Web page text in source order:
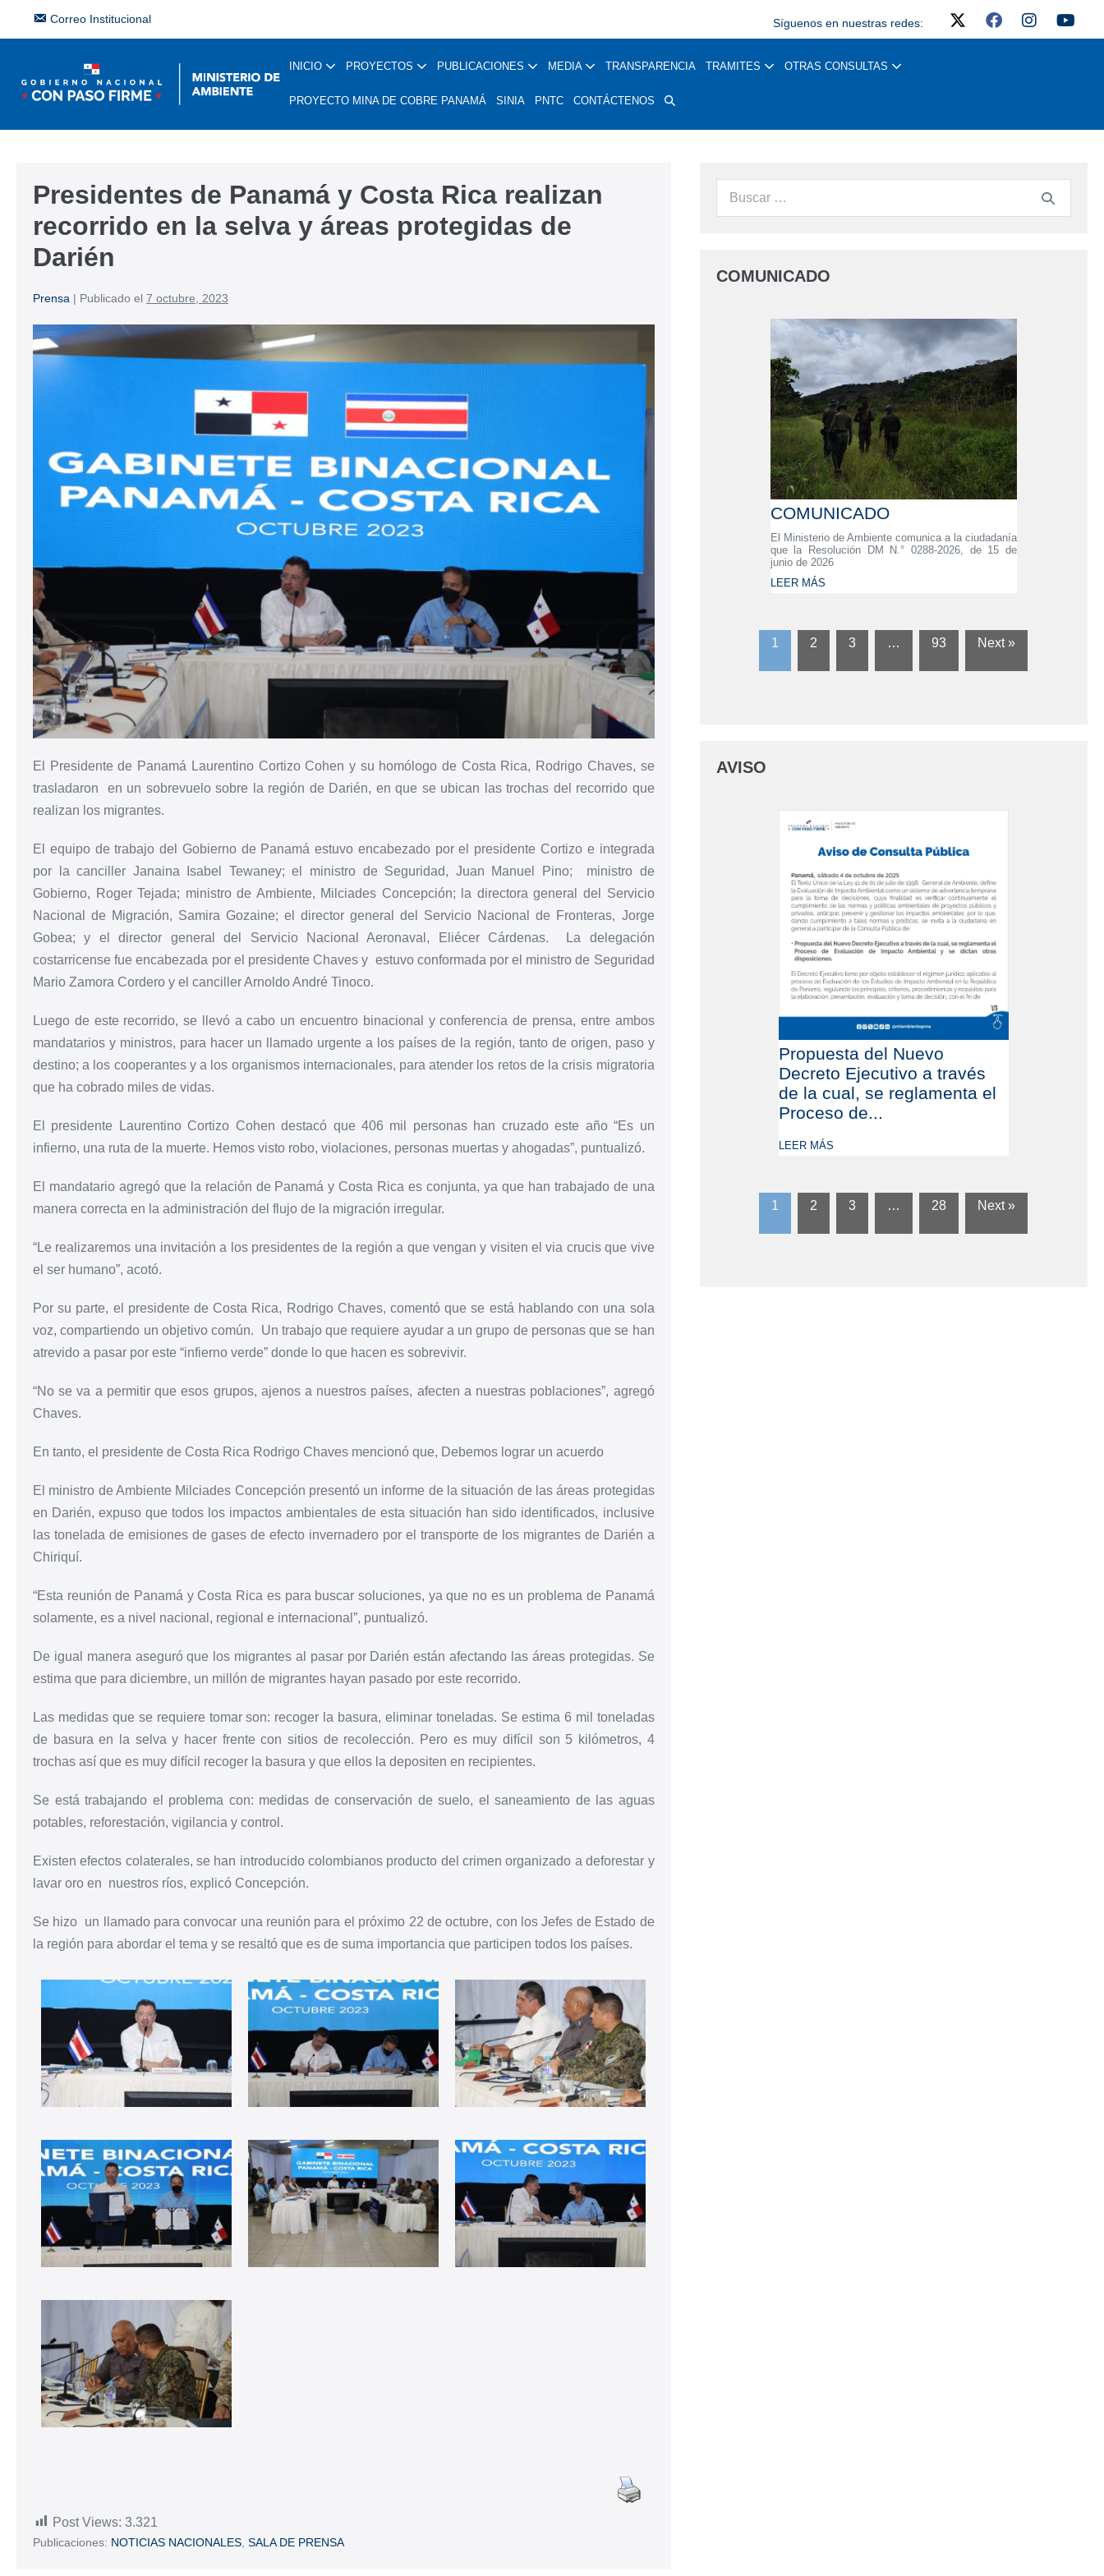
Correo Institucional Síguenos en nuestras redes:
INICIO PROYECTOS PUBLICACIONES MEDIA TRANSPARENCIA TRAMITES OTRAS CONSULTAS
PROYECTO MINA DE COBRE PANAMÁ SINIA PNTC CONTÁCTENOS
Presidentes de Panamá y Costa Rica realizan
recorrido en la selva y áreas protegidas de
Darién
Prensa | Publicado el 7 octubre, 2023
El Presidente de Panamá Laurentino Cortizo Cohen y su homólogo de Costa Rica, Rodrigo Chaves, se
trasladaron en un sobrevuelo sobre la región de Darién, en que se ubican las trochas del recorrido que
realizan los migrantes.
El equipo de trabajo del Gobierno de Panamá estuvo encabezado por el presidente Cortizo e integrada
por la canciller Janaina Isabel Tewaney; el ministro de Seguridad, Juan Manuel Pino; ministro de
Gobierno, Roger Tejada; ministro de Ambiente, Milciades Concepción; la directora general del Servicio
Nacional de Migración, Samira Gozaine; el director general del Servicio Nacional de Fronteras, Jorge
Gobea; y el director general del Servicio Nacional Aeronaval, Eliécer Cárdenas. La delegación
costarricense fue encabezada por el presidente Chaves y estuvo conformada por el ministro de Seguridad
Mario Zamora Cordero y el canciller Arnoldo André Tinoco.
Luego de este recorrido, se llevó a cabo un encuentro binacional y conferencia de prensa, entre ambos
mandatarios y ministros, para hacer un llamado urgente a los países de la región, tanto de origen, paso y
destino; a los cooperantes y a los organismos internacionales, para atender los retos de la crisis migratoria
que ha cobrado miles de vidas.
El presidente Laurentino Cortizo Cohen destacó que 406 mil personas han cruzado este año “Es un
infierno, una ruta de la muerte. Hemos visto robo, violaciones, personas muertas y ahogadas”, puntualizó.
El mandatario agregó que la relación de Panamá y Costa Rica es conjunta, ya que han trabajado de una
manera correcta en la administración del flujo de la migración irregular.
“Le realizaremos una invitación a los presidentes de la región a que vengan y visiten el via crucis que vive
el ser humano”, acotó.
Por su parte, el presidente de Costa Rica, Rodrigo Chaves, comentó que se está hablando con una sola
voz, compartiendo un objetivo común. Un trabajo que requiere ayudar a un grupo de personas que se han
atrevido a pasar por este “infierno verde” donde lo que hacen es sobrevivir.
“No se va a permitir que esos grupos, ajenos a nuestros países, afecten a nuestras poblaciones”, agregó
Chaves.
En tanto, el presidente de Costa Rica Rodrigo Chaves mencionó que, Debemos lograr un acuerdo
El ministro de Ambiente Milciades Concepción presentó un informe de la situación de las áreas protegidas
en Darién, expuso que todos los impactos ambientales de esta situación han sido identificados, inclusive
las tonelada de emisiones de gases de efecto invernadero por el transporte de los migrantes de Darién a
Chiriquí.
“Esta reunión de Panamá y Costa Rica es para buscar soluciones, ya que no es un problema de Panamá
solamente, es a nivel nacional, regional e internacional”, puntualizó.
De igual manera aseguró que los migrantes al pasar por Darién están afectando las áreas protegidas. Se
estima que para diciembre, un millón de migrantes hayan pasado por este recorrido.
Las medidas que se requiere tomar son: recoger la basura, eliminar toneladas. Se estima 6 mil toneladas
de basura en la selva y hacer frente con sitios de recolección. Pero es muy difícil son 5 kilómetros, 4
trochas así que es muy difícil recoger la basura y que ellos la depositen en recipientes.
Se está trabajando el problema con: medidas de conservación de suelo, el saneamiento de las aguas
potables, reforestación, vigilancia y control.
Existen efectos colaterales, se han introducido colombianos producto del crimen organizado a deforestar y
lavar oro en nuestros ríos, explicó Concepción.
Se hizo un llamado para convocar una reunión para el próximo 22 de octubre, con los Jefes de Estado de
la región para abordar el tema y se resaltó que es de suma importancia que participen todos los países.
Post Views: 3.321
Publicaciones: NOTICIAS NACIONALES SALA DE PRENSA
COMUNICADO
COMUNICADO
El Ministerio de Ambiente comunica a la ciudadanía
que la Resolución DM N.° 0288-2026, de 15 de
junio de 2026
LEER MÁS
1 2 3 … 93 Next »
AVISO
Propuesta del Nuevo
Decreto Ejecutivo a través
de la cual, se reglamenta el
Proceso de...
LEER MÁS
1 2 3 … 28 Next »